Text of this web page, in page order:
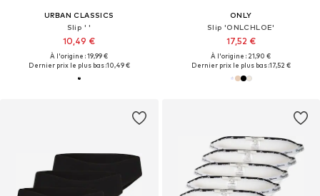
URBAN CLASSICS
Slip ' '
10,49 €
À l'origine : 19,99 €
Dernier prix le plus bas :10,49 €
ONLY
Slip 'ONLCHLOE'
17,52 €
À l'origine : 21,90 €
Dernier prix le plus bas :17,52 €